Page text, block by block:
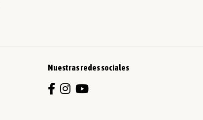
Nuestras redes sociales